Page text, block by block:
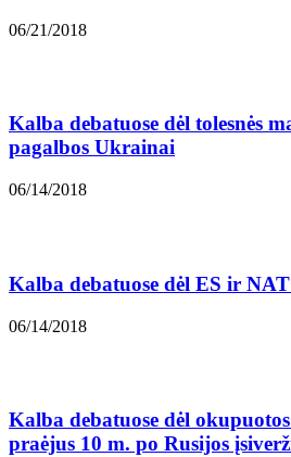
06/21/2018
Kalba debatuose dėl tolesnės
pagalbos Ukrainai
06/14/2018
Kalba debatuose dėl ES ir
06/14/2018
Kalba debatuose dėl
praėjus 10 m. po Rusijos